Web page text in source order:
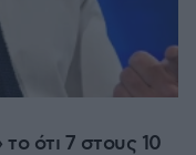
ότι 7 στους 10